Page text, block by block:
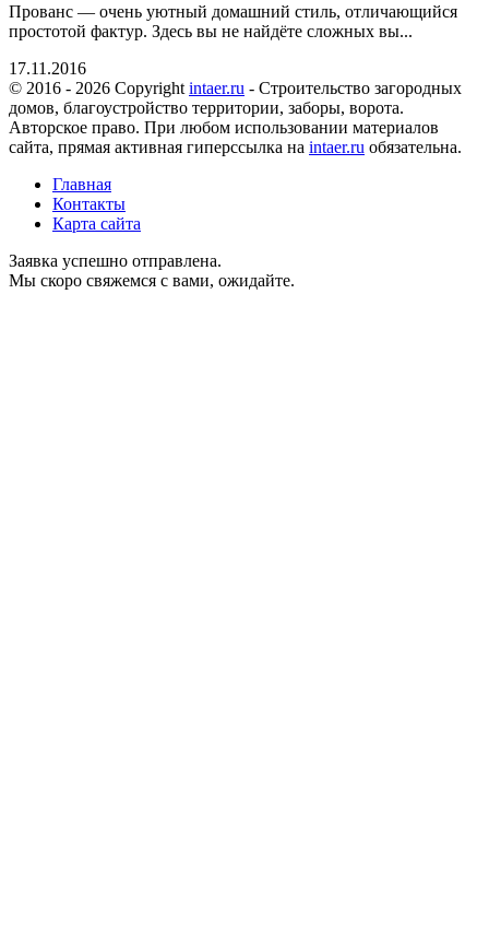
Прованс — очень уютный домашний стиль, отличающийся
простотой фактур. Здесь вы не найдёте сложных вы...
17.11.2016
© 2016 - 2026 Copyright intaer.ru - Cтроительство загородных
домов, благоустройство территории, заборы, ворота.
Авторское право. При любом использовании материалов
сайта, прямая активная гиперссылка на intaer.ru обязательна.
Главная
Контакты
Карта сайта
Заявка успешно отправлена.
Мы скоро свяжемся с вами, ожидайте.